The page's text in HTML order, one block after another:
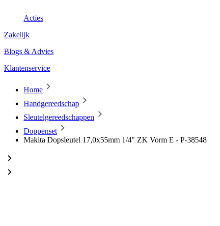
Acties
Zakelijk
Blogs & Advies
Klantenservice
Home
Handgereedschap
Sleutelgereedschappen
Doppenset
Makita Dopsleutel 17,0x55mm 1/4" ZK Vorm E - P-38548